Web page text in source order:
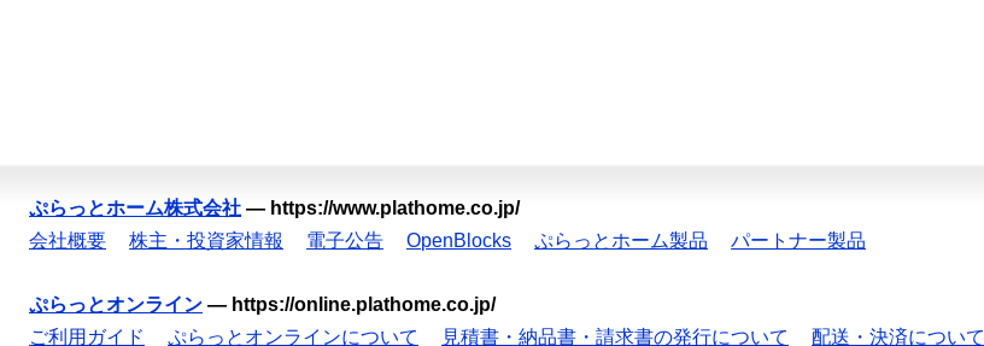
ぷらっとホーム株式会社 — https://www.plathome.co.jp/
会社概要
株主・投資家情報 電子公告 OpenBlocks ぷらっとホーム製品 パートナー製品
ぷらっとオンライン — https://online.plathome.co.jp/
ご利用ガイド
ぷらっとオンラインについて 見積書・納品書・請求書の発行について 配送・決済について